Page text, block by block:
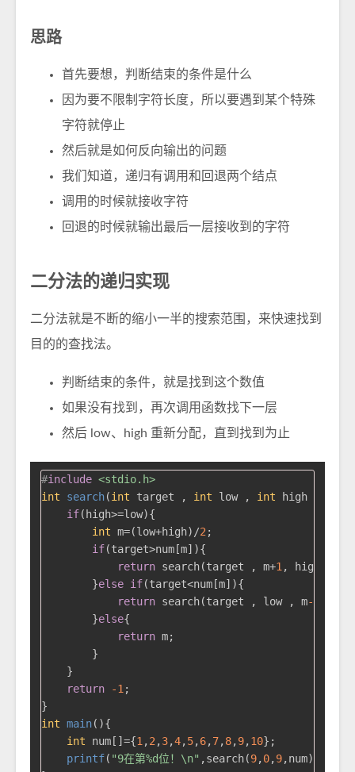
思路
首先要想，判断结束的条件是什么
因为要不限制字符长度，所以要遇到某个特殊
字符就停止
然后就是如何反向输出的问题
我们知道，递归有调用和回退两个结点
调用的时候就接收字符
回退的时候就输出最后一层接收到的字符
二分法的递归实现
二分法就是不断的缩小一半的搜索范围，来快速找到
目的的查找法。
判断结束的条件，就是找到这个数值
如果没有找到，再次调用函数找下一层
然后 low、high 重新分配，直到找到为止
#include <stdio.h>
int
search(int target , int low , int high ,
if(high>=low){
int m=(low+high)/2;
if(target>num[m]){
return search(target , m+1, high ,
        }
else if(target<num[m]){
return search(target , low , m-1
        }
else{
return m;
        }
    }
return
-1;
int main(){
int num[]={1,2,3,4,5,6,7,8,9,10};
printf( "9在第%d位！\n" ,search(9,0,9,num)+